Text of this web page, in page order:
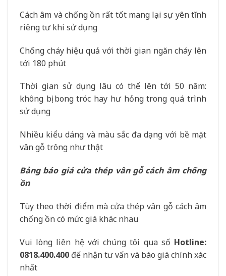
Cách âm và chống ồn rất tốt mang lại sự yên tĩnh
riêng tư khi sử dụng
Chống cháy hiệu quả với thời gian ngăn cháy lên
tới 180 phút
Thời gian sử dụng lâu có thể lên tới 50 năm:
không bị bong tróc hay hư hỏng trong quá trình
sử dụng
Nhiều kiểu dáng và màu sắc đa dạng với bề mặt
vân gỗ trông như thật
Bảng báo giá cửa thép vân gỗ cách âm chống
ồn
Tùy theo thời điểm mà cửa thép vân gỗ cách âm
chống ồn có mức giá khác nhau
Vui lòng liên hệ với chúng tôi qua số Hotline:
0818.400.400 để nhận tư vấn và báo giá chính xác
nhất